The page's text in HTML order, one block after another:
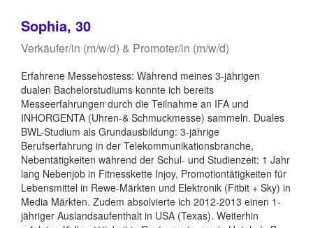
Sophia, 30
Verkäufer/in (m/w/d) & Promoter/in (m/w/d)
Erfahrene Messehostess: Während meines 3-jährigen
dualen Bachelorstudiums konnte ich bereits
Messeerfahrungen durch die Teilnahme an IFA und
INHORGENTA (Uhren-& Schmuckmesse) sammeln. Duales
BWL-Studium als Grundausbildung: 3-jährige
Berufserfahrung in der Telekommunikationsbranche,
Nebentätigkeiten während der Schul- und Studienzeit: 1 Jahr
lang Nebenjob in Fitnesskette Injoy, Promotiontätigkeiten für
Lebensmittel in Rewe-Märkten und Elektronik (Fitbit + Sky) in
Media Märkten. Zudem absolvierte ich 2012-2013 einen 1-
jähriger Auslandsaufenthalt in USA (Texas). Weiterhin